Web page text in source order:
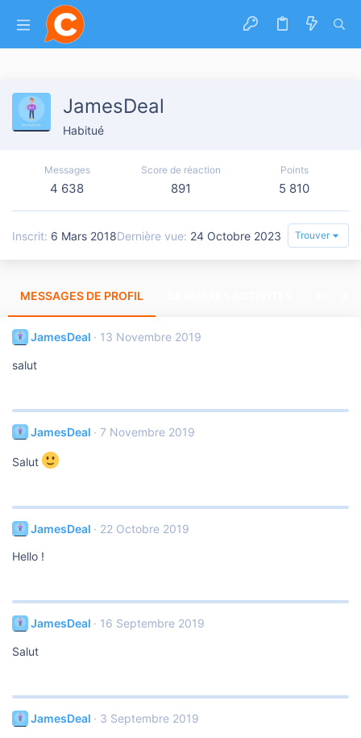
JamesDeal
Habitué
Messages
4 638
Score de réaction
891
Points
5 810
Inscrit 6 Mars 2018Dernière vue 24 Octobre 2023 Trouver
MESSAGES DE PROFIL
JamesDeal 13 Novembre 2019
salut
JamesDeal 7 Novembre 2019
Salut
JamesDeal 22 Octobre 2019
Hello !
JamesDeal 16 Septembre 2019
Salut
JamesDeal 3 Septembre 2019